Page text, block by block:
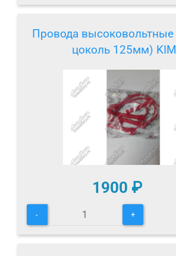
Провода высоковольтные
цоколь 125мм)
1900 ₽
- +